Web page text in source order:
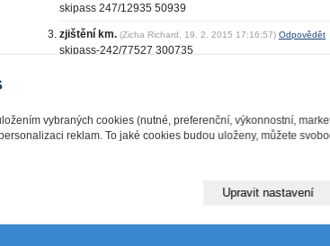
skipass 247/12935 50939
zjištění km. (Zicha Richard, 19. 2. 2015 17:16:57) Odpovědět
skipass-242/77527 300735
vybraných cookies (nutné, preferenční, výkonnostní,
reklam. To jaké cookies budou uloženy, můžete
Upravit nastavení